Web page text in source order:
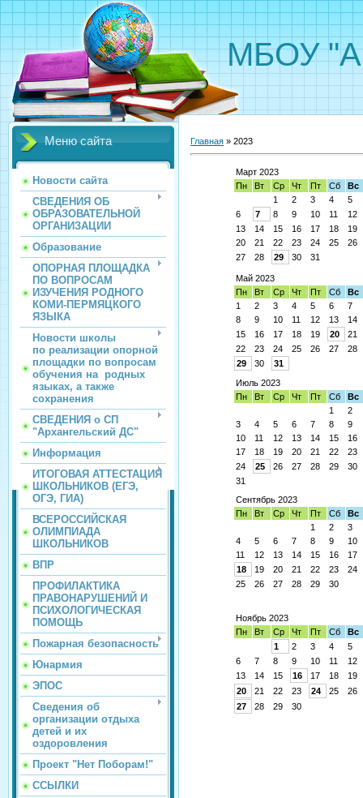
МБОУ
Меню сайта
Новости сайта
СВЕДЕНИЯ ОБ
ОБРАЗОВАТЕЛЬНОЙ
ОРГАНИЗАЦИИ
Образование
ОПОРНАЯ ПЛОЩАДКА
ПО ВОПРОСАМ
ИЗУЧЕНИЯ РОДНОГО
КОМИ-ПЕРМЯЦКОГО
ЯЗЫКА
Новости школы
по реализации опорной
площадки по вопросам
обучения на родных
языках, а также
сохранения
СВЕДЕНИЯ о СП
"Архангельский ДС"
Информация
ИТОГОВАЯ АТТЕСТАЦИЯ
ШКОЛЬНИКОВ (ЕГЭ,
ОГЭ, ГИА)
ВСЕРОССИЙСКАЯ
ОЛИМПИАДА
ШКОЛЬНИКОВ
ВПР
ПРОФИЛАКТИКА
ПРАВОНАРУШЕНИЙ И
ПСИХОЛОГИЧЕСКАЯ
ПОМОЩЬ
Пожарная безопасность
Юнармия
ЭПОС
Сведения об
организации отдыха
детей и их
оздоровления
Проект "Нет Поборам!"
ССЫЛКИ
Главная » 2023
Март 2023
Пн
Вт Ср Чт Пт Сб
Вс
1
2 3 4
5
6
7 8 9 10 11
12
13
14 15 16 17 18
19
20
21 22 23 24 25
26
27
28 29 30 31
Май 2023
Пн
Вт Ср Чт Пт Сб
Вс
1
2 3 4 5 6
7
8
9 10 11 12 13
14
15
16 17 18 19 20
21
22
23 24 25 26 27
28
29
30
31
Июль 2023
Пн
Вт Ср Чт Пт Сб
Вс
1
2
3
4 5 6 7 8
9
10
11 12 13 14 15
16
17
18 19 20 21 22
23
24
25 26 27 28 29
30
31
Сентябрь 2023
Пн
Вт Ср Чт Пт Сб
Вс
1
2
3
4
5 6 7 8 9
10
11
12 13 14 15 16
17
18
19 20 21 22 23
24
25
26 27 28 29 30
Ноябрь 2023
Пн
Вт Ср Чт Пт Сб
Вс
1
2 3 4
5
6
7 8 9 10 11
12
13
14 15 16 17 18
19
20
21 22 23 24 25
26
27
28 29 30